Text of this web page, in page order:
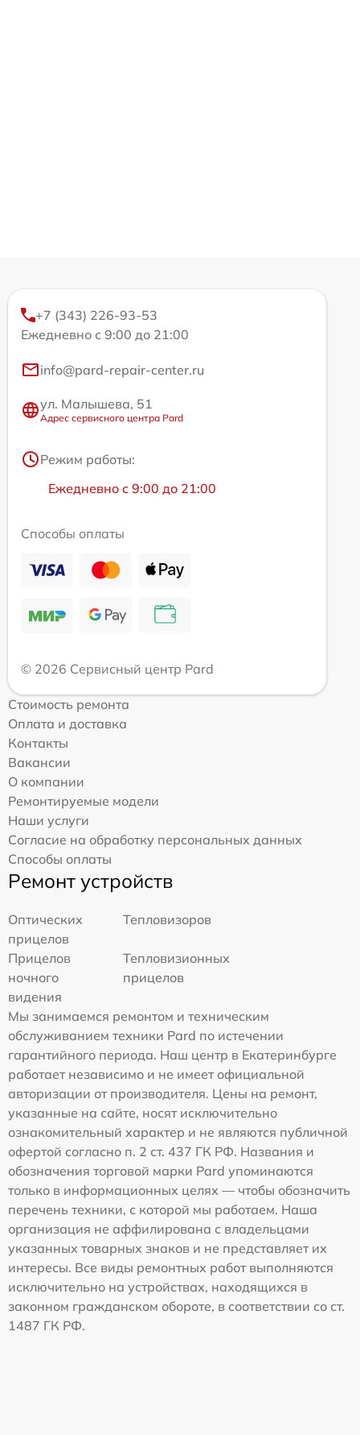
+7 (343) 226-93-53
Ежедневно с 9:00 до 21:00
info@pard-repair-center.ru
ул. Малышева, 51
Адрес сервисного центра Pard
Режим работы:
Ежедневно с 9:00 до 21:00
Способы оплаты
© 2026 Сервисный центр Pard
Стоимость ремонта
Оплата и доставка
Контакты
Вакансии
О компании
Ремонтируемые модели
Наши услуги
Согласие на обработку персональных данных
Способы оплаты
Ремонт устройств
Оптических
прицелов
Тепловизоров
Прицелов
ночного
видения
Тепловизионных
прицелов
Мы занимаемся ремонтом и техническим
обслуживанием техники Pard по истечении
гарантийного периода. Наш центр в Екатеринбурге
работает независимо и не имеет официальной
авторизации от производителя. Цены на ремонт,
указанные на сайте, носят исключительно
ознакомительный характер и не являются публичной
офертой согласно п. 2 ст. 437 ГК РФ. Названия и
обозначения торговой марки Pard упоминаются
только в информационных целях — чтобы обозначить
перечень техники, с которой мы работаем. Наша
организация не аффилирована с владельцами
указанных товарных знаков и не представляет их
интересы. Все виды ремонтных работ выполняются
исключительно на устройствах, находящихся в
законном гражданском обороте, в соответствии со ст.
1487 ГК РФ.